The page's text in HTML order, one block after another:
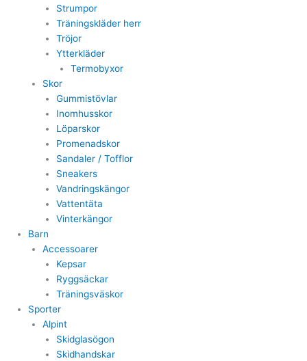
Strumpor
Träningskläder herr
Tröjor
Ytterkläder
Termobyxor
Skor
Gummistövlar
Inomhusskor
Löparskor
Promenadskor
Sandaler / Tofflor
Sneakers
Vandringskängor
Vattentäta
Vinterkängor
Barn
Accessoarer
Kepsar
Ryggsäckar
Träningsväskor
Sporter
Alpint
Skidglasögon
Skidhandskar